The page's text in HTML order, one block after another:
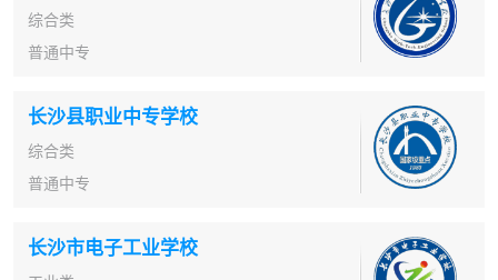
综合类
普通中专
长沙县职业中专学校
综合类
普通中专
长沙市电子工业学校